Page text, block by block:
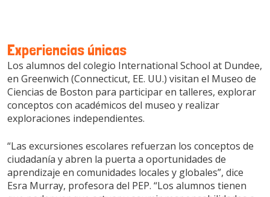
Experiencias únicas
Los alumnos del colegio International School at Dundee,
en Greenwich (Connecticut, EE. UU.) visitan el Museo de
Ciencias de Boston para participar en talleres, explorar
conceptos con académicos del museo y realizar
exploraciones independientes.
“Las excursiones escolares refuerzan los conceptos de
ciudadanía y abren la puerta a oportunidades de
aprendizaje en comunidades locales y globales”, dice
Esra Murray, profesora del PEP. “Los alumnos tienen